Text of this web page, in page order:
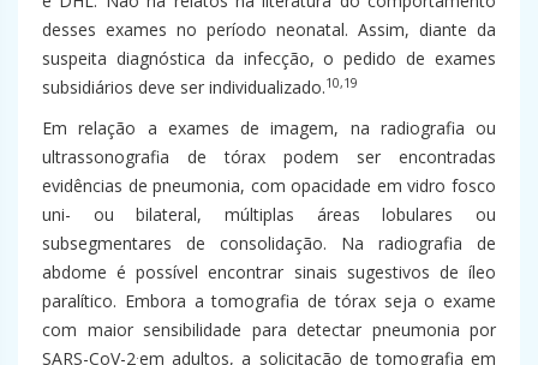
desses exames no período neonatal. Assim, diante da
suspeita diagnóstica da infecção, o pedido de exames
subsidiários deve ser individualizado.10,19
Em relação a exames de imagem, na radiografia ou
ultrassonografia de tórax podem ser encontradas
evidências de pneumonia, com opacidade em vidro fosco
uni- ou bilateral, múltiplas áreas lobulares ou
subsegmentares de consolidação. Na radiografia de
abdome é possível encontrar sinais sugestivos de íleo
paralítico. Embora a tomografia de tórax seja o exame
com maior sensibilidade para detectar pneumonia por
SARS-CoV-2.em adultos, a solicitação de tomografia em